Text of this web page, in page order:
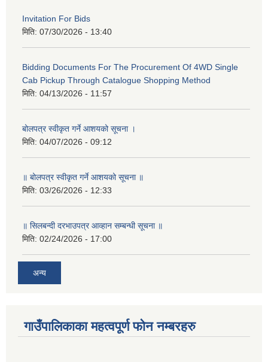
Invitation For Bids
मिति: 07/30/2026 - 13:40
Bidding Documents For The Procurement Of 4WD Single
Cab Pickup Through Catalogue Shopping Method
मिति: 04/13/2026 - 11:57
बोलपत्र स्वीकृत गर्ने आशयको सूचना ।
मिति: 04/07/2026 - 09:12
॥ बोलपत्र स्वीकृत गर्ने आशयको सूचना ॥
मिति: 03/26/2026 - 12:33
॥ सिलबन्दी दरभाउपत्र आव्हान सम्बन्धी सूचना ॥
मिति: 02/24/2026 - 17:00
अन्य
गाउँपालिकाका महत्वपूर्ण फोन नम्बरहरु